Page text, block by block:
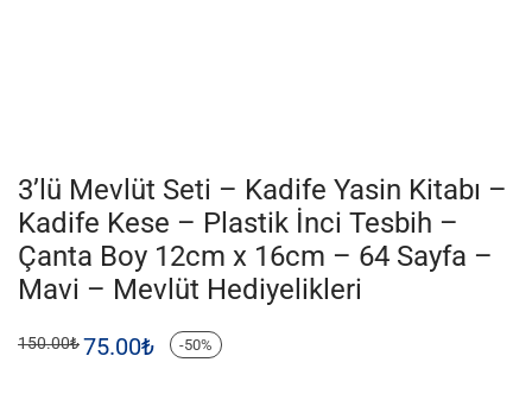
3’lü Mevlüt Seti – Kadife Yasin Kitabı –
Kadife Kese – Plastik İnci Tesbih –
Çanta Boy 12cm x 16cm – 64 Sayfa –
Mavi – Mevlüt Hediyelikleri
150.00₺75.00₺ -50%